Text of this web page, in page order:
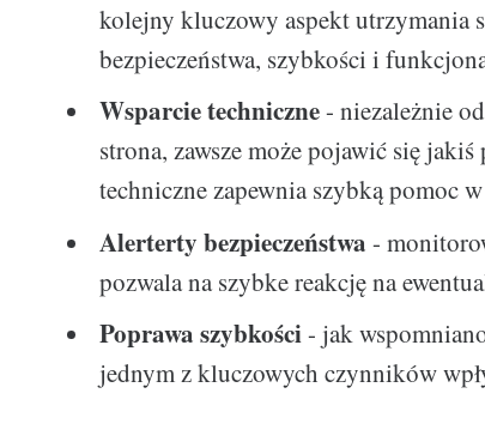
kolejny kluczowy aspekt utrzymania
bezpieczeństwa, szybkości i
Wsparcie techniczne- niezależnie
strona, zawsze może pojawić się
techniczne zapewnia szybką pomoc
Alerterty bezpieczeństwa -
pozwala na szybke reakcję na
Poprawa szybkości- jak
jednym z kluczowych czynników